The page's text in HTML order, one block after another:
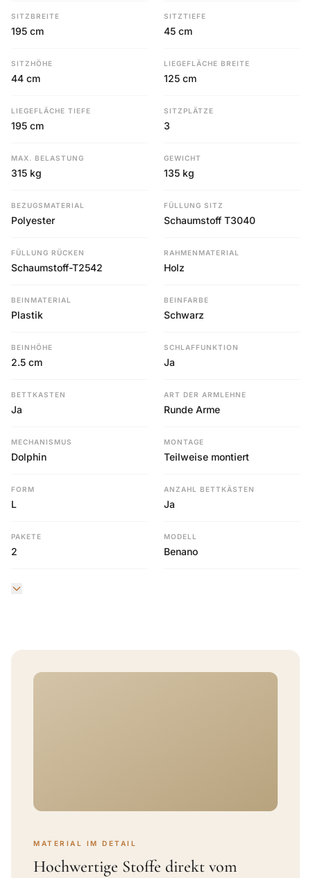
SITZBREITE
195 cm
SITZTIEFE
45 cm
SITZHÖHE
44 cm
LIEGEFLÄCHE BREITE
125 cm
LIEGEFLÄCHE TIEFE
195 cm
SITZPLÄTZE
3
MAX. BELASTUNG
315 kg
GEWICHT
135 kg
BEZUGSMATERIAL
Polyester
FÜLLUNG SITZ
Schaumstoff T3040
FÜLLUNG RÜCKEN
Schaumstoff-T2542
RAHMENMATERIAL
Holz
BEINMATERIAL
Plastik
BEINFARBE
Schwarz
BEINHÖHE
2.5 cm
SCHLAFFUNKTION
Ja
BETTKASTEN
Ja
ART DER ARMLEHNE
Runde Arme
MECHANISMUS
Dolphin
MONTAGE
Teilweise montiert
FORM
L
ANZAHL BETTKÄSTEN
Ja
PAKETE
2
MODELL
Benano
MATERIAL IM DETAIL
Hochwertige Stoffe direkt vom